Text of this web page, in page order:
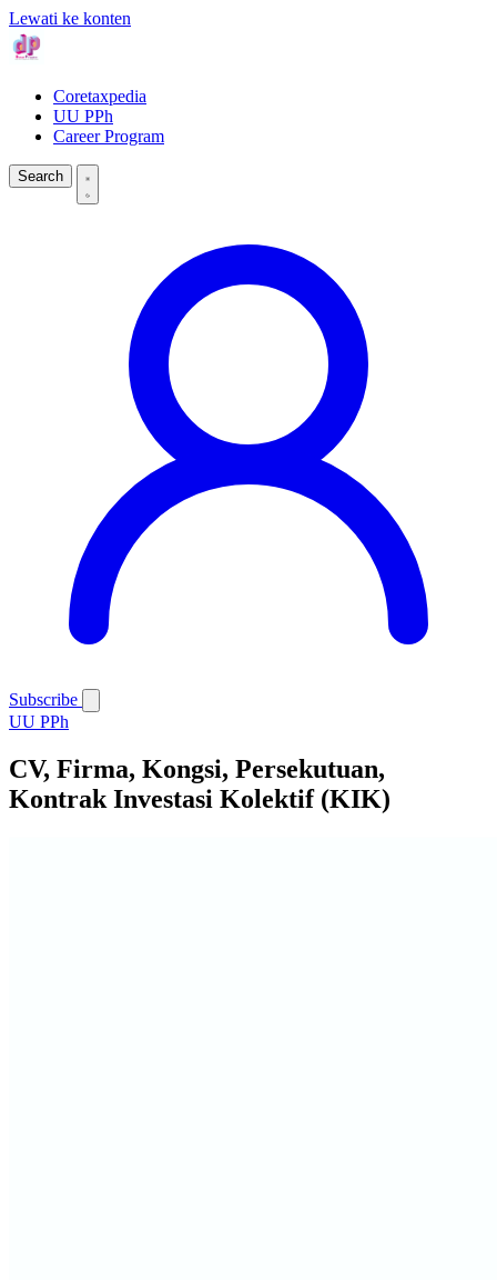
Lewati ke konten
Coretaxpedia
UU PPh
Career Program
Search
Subscribe
UU PPh
CV, Firma, Kongsi, Persekutuan,
Kontrak Investasi Kolektif (KIK)